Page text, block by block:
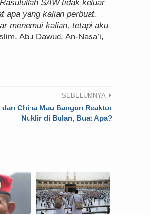
SAW tidak keluar
apa yang kalian perbuat.
menemui kalian, tetapi aku
Abu Dawud, An-Nasa’i,
SEBELUMNYA
dan China Mau Bangun Reaktor
Nuklir di Bulan, Buat Apa?